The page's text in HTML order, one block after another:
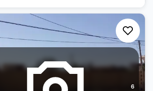
6